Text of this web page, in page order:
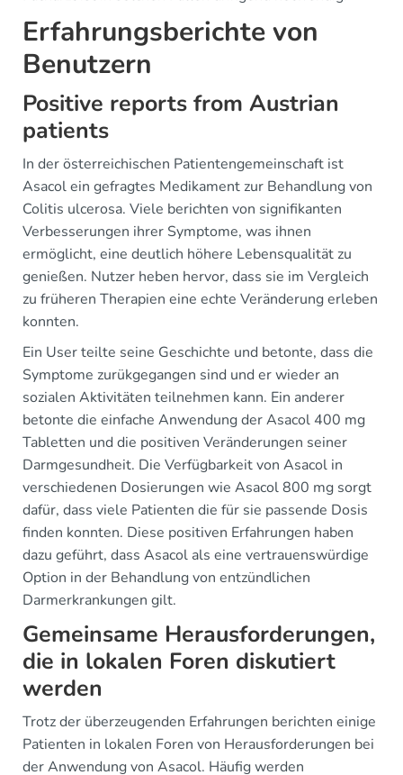
Erfahrungsberichte von
Benutzern
Positive reports from Austrian
patients
In der österreichischen Patientengemeinschaft ist
Asacol ein gefragtes Medikament zur Behandlung von
Colitis ulcerosa. Viele berichten von signifikanten
Verbesserungen ihrer Symptome, was ihnen
ermöglicht, eine deutlich höhere Lebensqualität zu
genießen. Nutzer heben hervor, dass sie im Vergleich
zu früheren Therapien eine echte Veränderung erleben
konnten.
Ein User teilte seine Geschichte und betonte, dass die
Symptome zurükgegangen sind und er wieder an
sozialen Aktivitäten teilnehmen kann. Ein anderer
betonte die einfache Anwendung der Asacol 400 mg
Tabletten und die positiven Veränderungen seiner
Darmgesundheit. Die Verfügbarkeit von Asacol in
verschiedenen Dosierungen wie Asacol 800 mg sorgt
dafür, dass viele Patienten die für sie passende Dosis
finden konnten. Diese positiven Erfahrungen haben
dazu geführt, dass Asacol als eine vertrauenswürdige
Option in der Behandlung von entzündlichen
Darmerkrankungen gilt.
Gemeinsame Herausforderungen,
die in lokalen Foren diskutiert
werden
Trotz der überzeugenden Erfahrungen berichten einige
Patienten in lokalen Foren von Herausforderungen bei
der Anwendung von Asacol. Häufig werden